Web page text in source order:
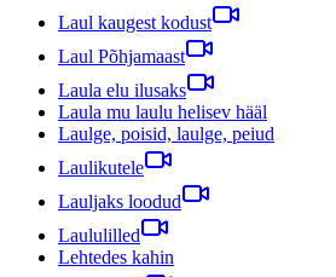
Laul kaugest kodust
Laul Põhjamaast
Laula elu ilusaks
Laula mu laulu helisev hääl
Laulge, poisid, laulge, peiud
Laulikutele
Lauljaks loodud
Laululilled
Lehtedes kahin